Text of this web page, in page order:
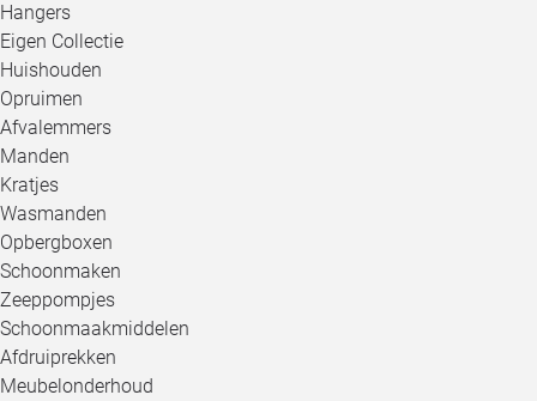
Hangers
Eigen Collectie
Huishouden
Opruimen
Afvalemmers
Manden
Kratjes
Wasmanden
Opbergboxen
Schoonmaken
Zeeppompjes
Schoonmaakmiddelen
Afdruiprekken
Meubelonderhoud